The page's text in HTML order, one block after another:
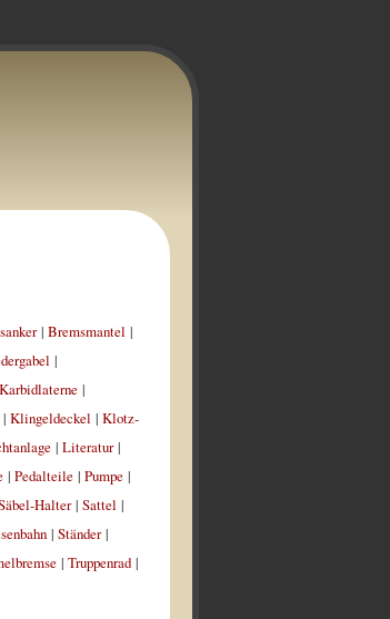
| Bremsmantel |
|
Karbidlaterne|
| Klingeldeckel | Klotz-
| Literatur|
| Pedalteile| Pumpe|
Halter| Sattel |
| Ständer|
| Truppenrad|